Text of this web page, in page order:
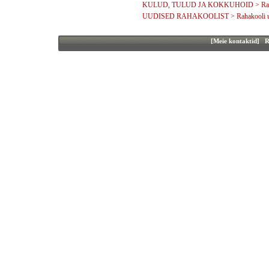
KULUD, TULUD JA KOKKUHOID >
UUDISED RAHAKOOLIST > Rahakooli
[Meie kontaktid]